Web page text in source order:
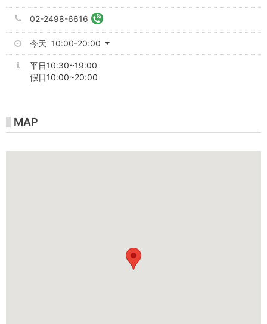
02-2498-6616
今天 10:00-20:00
平日10:30~19:00
假日10:00~20:00
MAP